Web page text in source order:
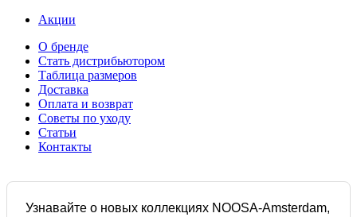
Акции
О бренде
Стать дистрибьютором
Таблица размеров
Доставка
Оплата и возврат
Советы по уходу
Статьи
Контакты
Узнавайте о новых коллекциях NOOSA-Amsterdam,